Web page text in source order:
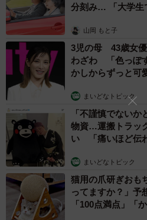
分刻み… 「大学生
山岡 もと子
3児の母 43歳女優
わざわ 「色っぽ
かしからずっと可
まいどなトピック
「不謹慎でない
物資…運搬トラッ
い 「痛いほど伝
まいどなトピック
猫用の爪研ぎおも
ってますか？」
「100点満点」「